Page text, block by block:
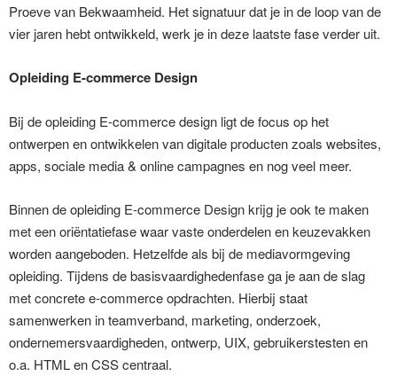
Proeve van Bekwaamheid. Het signatuur dat je in de loop van de
vier jaren hebt ontwikkeld, werk je in deze laatste fase verder uit.
Opleiding E-commerce Design
Bij de opleiding E-commerce design ligt de focus op het
ontwerpen en ontwikkelen van digitale producten zoals websites,
apps, sociale media & online campagnes en nog veel meer.
Binnen de opleiding E-commerce Design krijg je ook te maken
met een oriëntatiefase waar vaste onderdelen en keuzevakken
worden aangeboden. Hetzelfde als bij de mediavormgeving
opleiding. Tijdens de basisvaardighedenfase ga je aan de slag
met concrete e-commerce opdrachten. Hierbij staat
samenwerken in teamverband, marketing, onderzoek,
ondernemersvaardigheden, ontwerp, UIX, gebruikerstesten en
o.a. HTML en CSS centraal.